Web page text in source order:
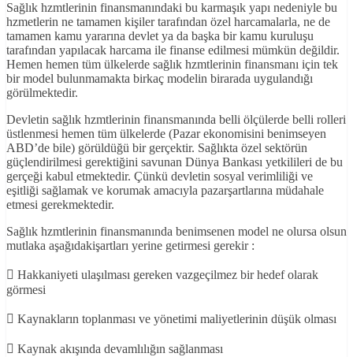
Sağlık hzmtlerinin finansmanındaki bu karmaşık yapı nedeniyle bu
hzmetlerin ne tamamen kişiler tarafından özel harcamalarla, ne de
tamamen kamu yararına devlet ya da başka bir kamu kuruluşu
tarafından yapılacak harcama ile finanse edilmesi mümkün değildir.
Hemen hemen tüm ülkelerde sağlık hzmtlerinin finansmanı için tek
bir model bulunmamakta birkaç modelin birarada uygulandığı
görülmektedir.
Devletin sağlık hzmtlerinin finansmanında belli ölçülerde belli rolleri
üstlenmesi hemen tüm ülkelerde (Pazar ekonomisini benimseyen
ABD’de bile) görüldüğü bir gerçektir. Sağlıkta özel sektörün
güçlendirilmesi gerektiğini savunan Dünya Bankası yetkilileri de bu
gerçeği kabul etmektedir. Çünkü devletin sosyal verimliliği ve
eşitliği sağlamak ve korumak amacıyla pazarşartlarına müdahale
etmesi gerekmektedir.
Sağlık hzmtlerinin finansmanında benimsenen model ne olursa olsun
mutlaka aşağıdakişartları yerine getirmesi gerekir :
 Hakkaniyeti ulaşılması gereken vazgeçilmez bir hedef olarak
görmesi
 Kaynakların toplanması ve yönetimi maliyetlerinin düşük olması
 Kaynak akışında devamlılığın sağlanması